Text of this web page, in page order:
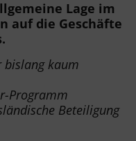
Lage im
auf die Geschäfte
bislang kaum
Programm
Beteiligung